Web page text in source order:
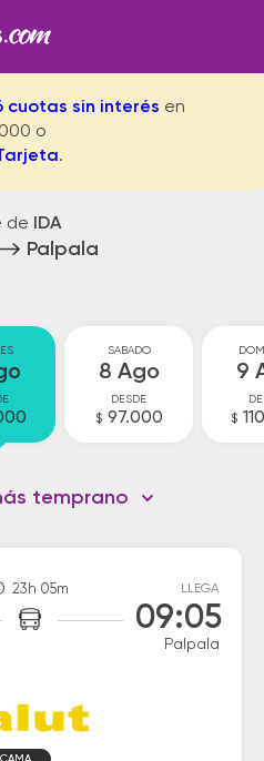
cuotas sin interés en
o
.
de IDA
Palpala
SABADO
8 Ago
DESDE
$ 97.000
9
$
temprano
23h 05m LLEGA
09:05
Palpala
CAMA